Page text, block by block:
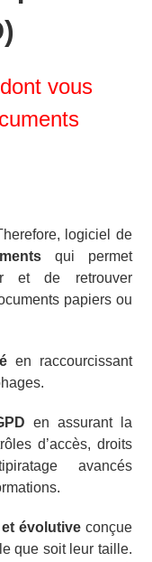
vous
logiciel de
qui permet
et de retrouver
papiers ou
en raccourcissant
en assurant la
d’accès, droits
avancés
évolutiveconçue
que soit leur taille.